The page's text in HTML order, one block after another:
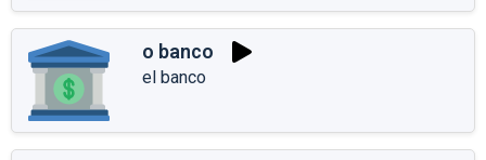
o banco
el banco